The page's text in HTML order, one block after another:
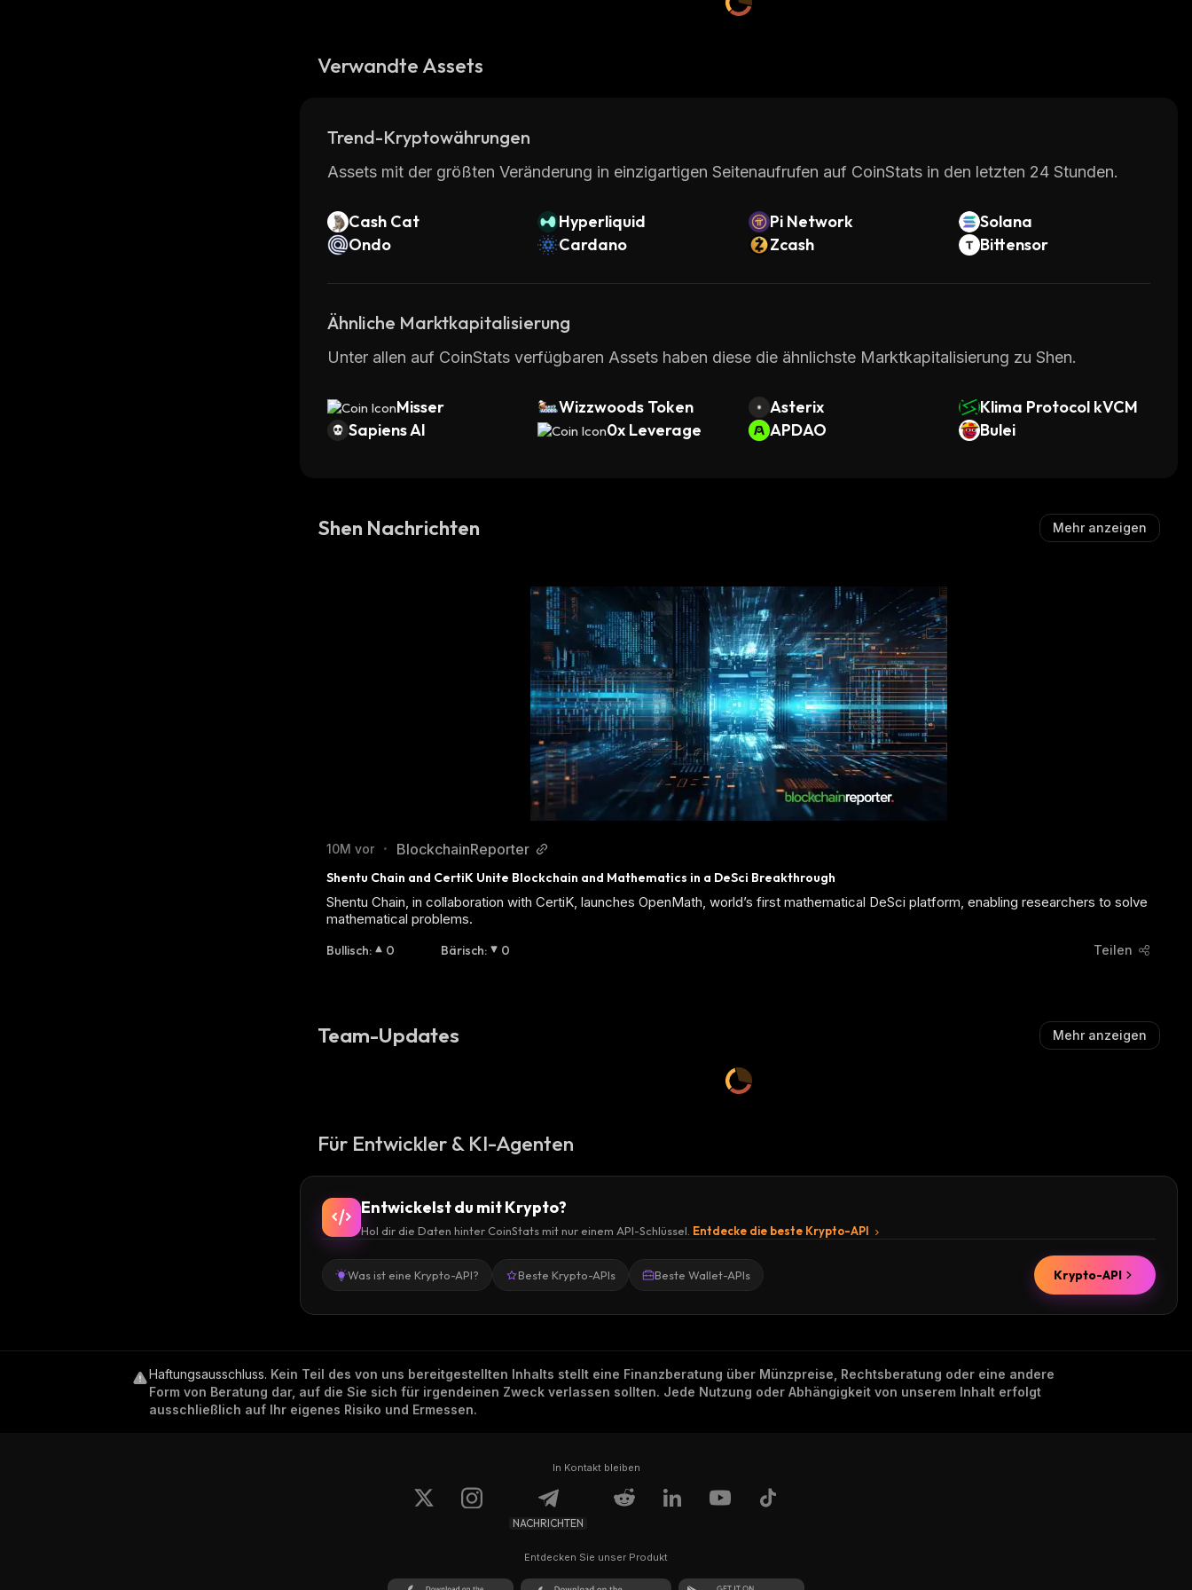
Verwandte Assets
Trend-Kryptowährungen
Assets mit der größten Veränderung in einzigartigen Seitenaufrufen auf CoinStats in den letzten 24 Stunden.
Cash Cat Hyperliquid Pi Network
Solana
Ondo
Cardano Zcash Bittensor
Ähnliche Marktkapitalisierung
Unter allen auf CoinStats verfügbaren Assets haben diese die ähnlichste Marktkapitalisierung zu Shen.
Misser Wizzwoods Token Asterix
Klima Protocol kVCM
Sapiens AI
0x Leverage APDAO Bulei
Shen Nachrichten Mehr anzeigen
10M vor • BlockchainReporter
Shentu Chain and CertiK Unite Blockchain and Mathematics in a DeSci Breakthrough
Shentu Chain, in collaboration with CertiK, launches OpenMath, world’s first mathematical DeSci platform, enabling researchers to solve
mathematical problems.
Bullisch: 0 Bärisch: 0 Teilen
Team-Updates Mehr anzeigen
Für Entwickler & KI-Agenten
Entwickelst du mit Krypto?
Hol dir die Daten hinter CoinStats mit nur einem API-Schlüssel. Entdecke die beste Krypto-API
Was ist eine Krypto-API? Beste Krypto-APIs Beste Wallet-APIs Krypto-API
Haftungsausschluss. Kein Teil des von uns bereitgestellten Inhalts stellt eine Finanzberatung über Münzpreise, Rechtsberatung oder eine andere
Form von Beratung dar, auf die Sie sich für irgendeinen Zweck verlassen sollten. Jede Nutzung oder Abhängigkeit von unserem Inhalt erfolgt
ausschließlich auf Ihr eigenes Risiko und Ermessen.
In Kontakt bleiben
NACHRICHTEN
Entdecken Sie unser Produkt